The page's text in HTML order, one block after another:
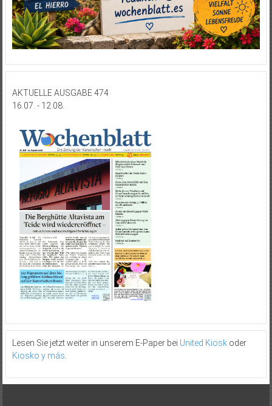
AKTUELLE AUSGABE 474
16.07. - 12.08.
Lesen Sie jetzt weiter in unserem E-Paper bei United Kioskoder
Kiosko y más